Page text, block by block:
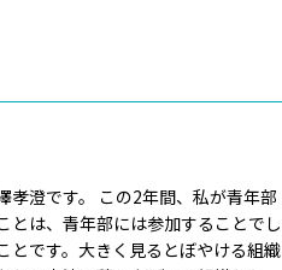
孝澄です。 この2年間、私が青年部
とは、青年部には参加することでし
とです。大きく見るとぼやける組織